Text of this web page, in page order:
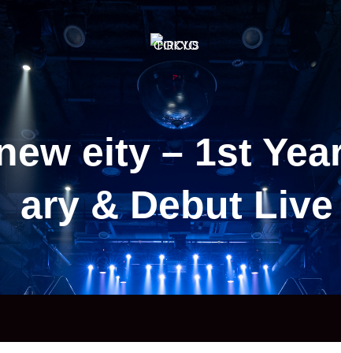
エンターテイメントスペース
eity – 1st
ary & Debut Live